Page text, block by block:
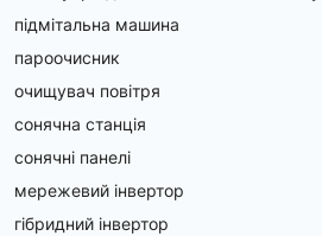
підмітальна машина
пароочисник
очищувач повітря
сонячна станція
сонячні панелі
мережевий інвертор
гібридний інвертор